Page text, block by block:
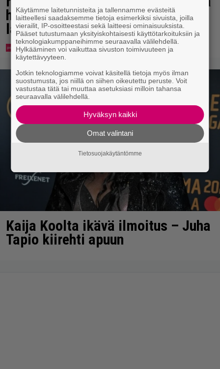
hempeilyä ja leveitä virnistyksiä
laiturilla
Kaija Koolta ikävä ilmoitus – Juha
Tapio kiirehti apuun
Käytämme laitetunnisteita ja tallennamme evästeitä
laitteellesi saadaksemme tietoja esimerkiksi sivuista, joilla
vierailit, IP-osoitteestasi sekä laitteesi ominaisuuksista.
Pääset tutustumaan yksityiskohtaisesti käyttötarkoituksiin ja
teknologiakumppaneihimme seuraavalla välilehdellä.
Hylkääminen voi vaikuttaa sivuston toimivuuteen ja
käytettävyyteen.
Jotkin teknologiamme voivat käsitellä tietoja myös ilman
suostumusta, jos niillä on siihen oikeutettu peruste. Voit
vastustaa tätä tai muuttaa asetuksiasi milloin tahansa
seuraavalla välilehdellä.
Hyväksyn kaikki
Omat valintani
Tietosuojakäytäntömme